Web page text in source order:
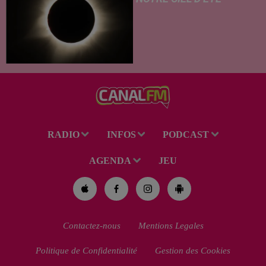
RADIO INFOS PODCAST
AGENDA JEU
Contactez-nous Mentions Legales
Politique de Confidentialité Gestion des Cookies